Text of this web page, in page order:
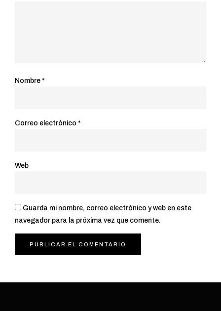
Nombre *
Correo electrónico *
Web
Guarda mi nombre, correo electrónico y web en este
navegador para la próxima vez que comente.